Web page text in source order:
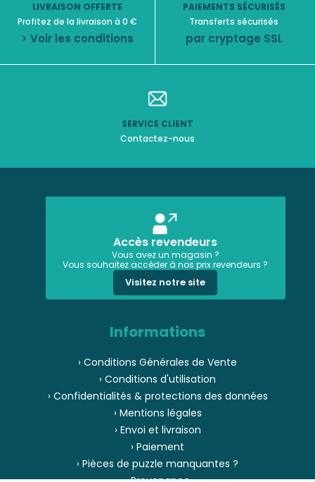
LIVRAISON OFFERTE
Profitez de la livraison à 0 €
> Voir les conditions
PAIEMENTS SÉCURISÉS
Transferts sécurisés
par cryptage SSL
SERVICE CLIENT
Contactez-nous
Accès revendeurs
Vous avez un magasin ?
Vous souhaitez accéder à nos prix revendeurs ?
Visitez notre site
Informations
› Conditions Générales de Vente
› Conditions d'utilisation
› Confidentialités & protections des données
› Mentions légales
› Envoi et livraison
› Paiement
› Pièces de puzzle manquantes ?